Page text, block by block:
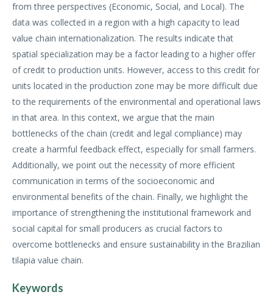
from three perspectives (Economic, Social, and Local). The
data was collected in a region with a high capacity to lead
value chain internationalization. The results indicate that
spatial specialization may be a factor leading to a higher offer
of credit to production units. However, access to this credit for
units located in the production zone may be more difficult due
to the requirements of the environmental and operational laws
in that area. In this context, we argue that the main
bottlenecks of the chain (credit and legal compliance) may
create a harmful feedback effect, especially for small farmers.
Additionally, we point out the necessity of more efficient
communication in terms of the socioeconomic and
environmental benefits of the chain. Finally, we highlight the
importance of strengthening the institutional framework and
social capital for small producers as crucial factors to
overcome bottlenecks and ensure sustainability in the Brazilian
tilapia value chain.
Keywords